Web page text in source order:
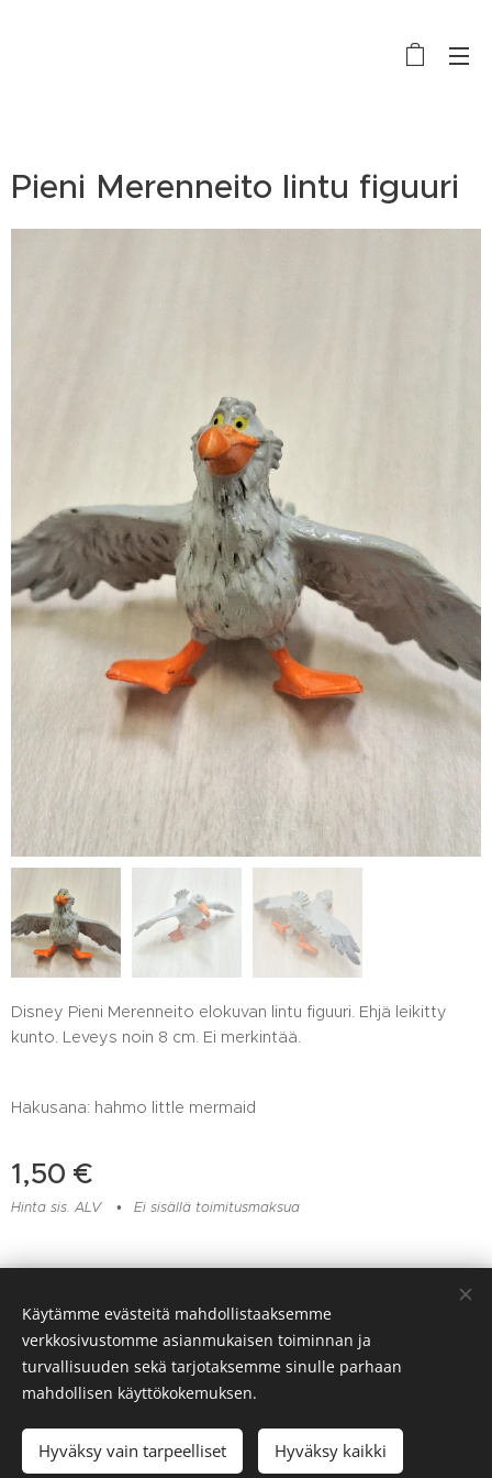
Pieni Merenneito lintu figuuri
Disney Pieni Merenneito elokuvan lintu figuuri. Ehjä leikitty
kunto. Leveys noin 8 cm. Ei merkintää.
Hakusana: hahmo little mermaid
1,50 €
Hinta sis. ALV Ei sisällä toimitusmaksua
Lisää ostoskoriin
Lelu- ja muovikorjaamo Huomentamuovi, Viitaankulmantie 373,
Ylöjärvi, 045 217 6604
Evästeet
Käytämme evästeitä mahdollistaaksemme
verkkosivustomme asianmukaisen toiminnan ja
turvallisuuden sekä tarjotaksemme sinulle parhaan
mahdollisen käyttökokemuksen.
Hyväksy vain tarpeelliset Hyväksy kaikki